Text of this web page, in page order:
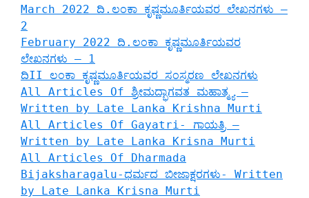
March 2022 ದಿ.ಲಂಕಾ ಕೃಷ್ಣಮೂರ್ತಿಯವರ ಲೇಖನಗಳು –
2
February 2022 ದಿ.ಲಂಕಾ ಕೃಷ್ಣಮೂರ್ತಿಯವರ
ಲೇಖನಗಳು – 1
ದಿII ಲಂಕಾ ಕೃಷ್ಣಮೂರ್ತಿಯವರ ಸಂಸ್ಮರಣ ಲೇಖನಗಳು
All Articles Of ಶ್ರೀಮದ್ಭಾಗವತ ಮಹಾತ್ಮ್ಯ –
Written by Late Lanka Krishna Murti
All Articles Of Gayatri- ಗಾಯತ್ರಿ –
Written by Late Lanka Krisna Murti
All Articles Of Dharmada
Bijaksharagalu-ಧರ್ಮದ ಬೀಜಾಕ್ಷರಗಳು- Written
by Late Lanka Krisna Murti